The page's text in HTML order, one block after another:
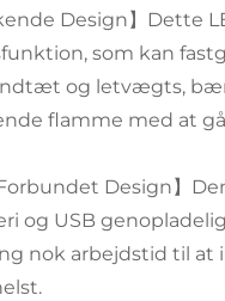
Design】Dette
som kan
og letvægts,
flamme med at
Forbundet Design】
og USB
nok arbejdstid til